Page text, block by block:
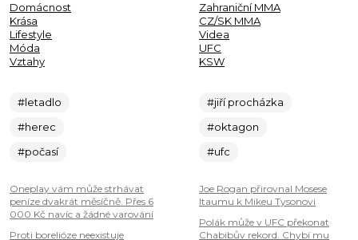
Domácnost
Krása
Lifestyle
Móda
Vztahy
#letadlo
#herec
#počasí
Oneplay vám může strhávat
peníze dvakrát měsíčně. Přes 6
000 Kč navíc a žádné varování
Proti borelióze neexistuje
Zahraniční MMA
CZ/SK MMA
Videa
UFC
KSW
#jiří procházka
#oktagon
#ufc
Joe Rogan přirovnal Mosese
Itaumu k Mikeu Tysonovi
Polák může v UFC překonat
Chabibův rekord. Chybí mu